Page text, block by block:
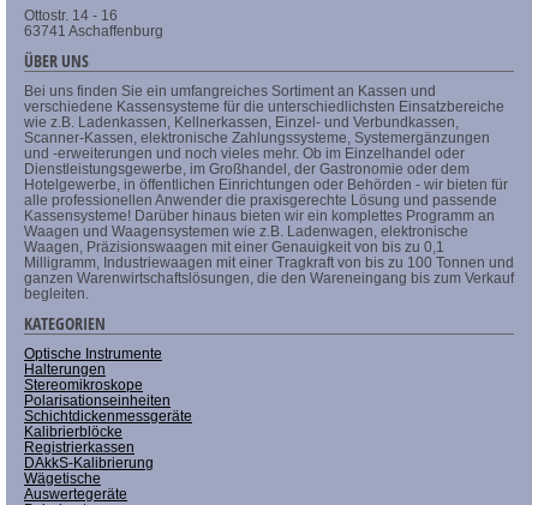
Ottostr. 14 - 16
63741 Aschaffenburg
ÜBER UNS
Bei uns finden Sie ein umfangreiches Sortiment an Kassen und
verschiedene Kassensysteme für die unterschiedlichsten Einsatzbereiche
wie z.B. Ladenkassen, Kellnerkassen, Einzel- und Verbundkassen,
Scanner-Kassen, elektronische Zahlungssysteme, Systemergänzungen
und -erweiterungen und noch vieles mehr. Ob im Einzelhandel oder
Dienstleistungsgewerbe, im Großhandel, der Gastronomie oder dem
Hotelgewerbe, in öffentlichen Einrichtungen oder Behörden - wir bieten für
alle professionellen Anwender die praxisgerechte Lösung und passende
Kassensysteme! Darüber hinaus bieten wir ein komplettes Programm an
Waagen und Waagensystemen wie z.B. Ladenwagen, elektronische
Waagen, Präzisionswaagen mit einer Genauigkeit von bis zu 0,1
Milligramm, Industriewaagen mit einer Tragkraft von bis zu 100 Tonnen und
ganzen Warenwirtschaftslösungen, die den Wareneingang bis zum Verkauf
begleiten.
KATEGORIEN
Optische Instrumente
Halterungen
Stereomikroskope
Polarisationseinheiten
Schichtdickenmessgeräte
Kalibrierblöcke
Registrierkassen
DAkkS-Kalibrierung
Wägetische
Auswertegeräte